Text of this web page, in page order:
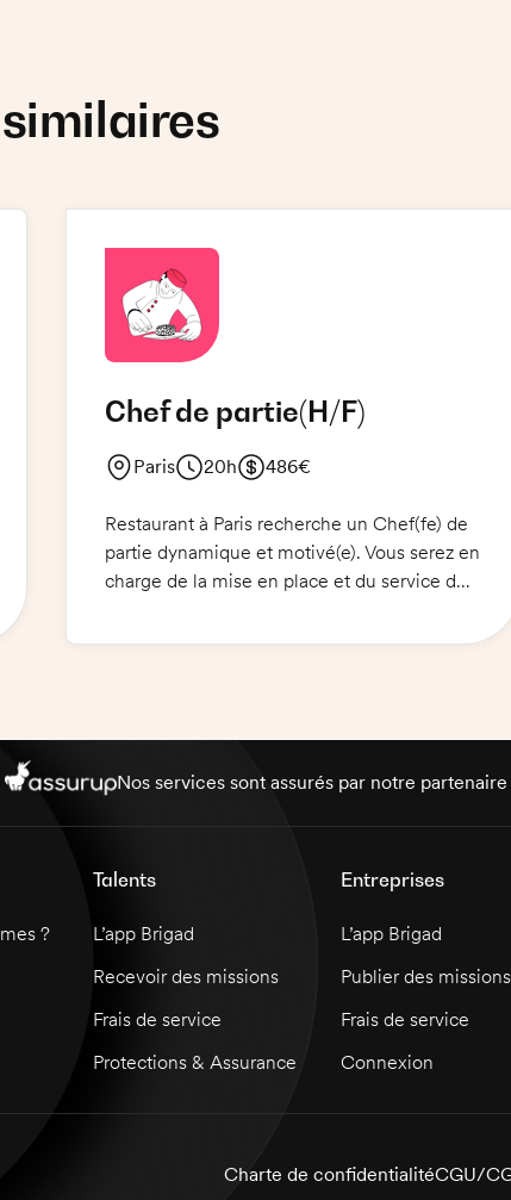
Chef de partie(H/F)
Paris 20h 486€
Restaurant à Paris recherche un Chef(fe) de
partie dynamique et motivé(e). Vous serez en
charge de la mise en place et du service des
respecter les normes d'hygiène et de
le contrôle des stocks des produits et des
et veiller à ce que les plats soient présentés
dans les meilleures conditions. Vous serez
responsable du respect des procédures, des
Nos services sont assurés par notre
?
Talents
L’app Brigad
Recevoir des missions
Frais de service
Protections & Assurance
Entreprises
L’app Brigad
Publier des missions
Frais de service
Connexion
Charte de confidentialitéCGU/